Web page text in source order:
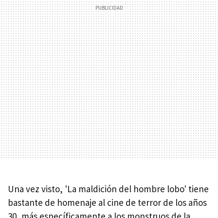
Una vez visto, 'La maldición del hombre lobo' tiene
bastante de homenaje al cine de terror de los años